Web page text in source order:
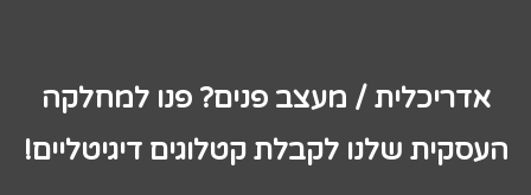
אדריכלית / מעצב פנים? פנו למחלקה
העסקית שלנו לקבלת קטלוגים דיגיטליים!